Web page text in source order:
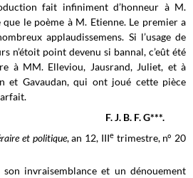
fait infiniment d’honneur à M.
que le poème à M. Etienne. Le premier a
applaudissemens. Si l’usage de
n’étoit point devenu si bannal, c’eût été
à MM. Elleviou, Jausrand, Juliet, et à
et Gavaudan, qui ont joué cette pièce
F. J. B. F. G***.
et politique, an 12, IIIetrimestre, n° 20
invraisemblance et un dénouement